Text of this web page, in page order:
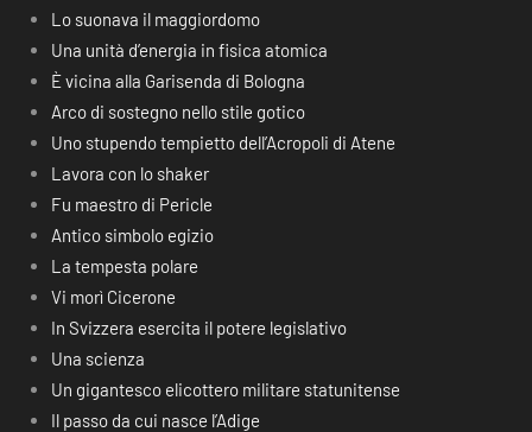
Lo suonava il maggiordomo
Una unità d’energia in fisica atomica
È vicina alla Garisenda di Bologna
Arco di sostegno nello stile gotico
Uno stupendo tempietto dell’Acropoli di Atene
Lavora con lo shaker
Fu maestro di Pericle
Antico simbolo egizio
La tempesta polare
Vi morì Cicerone
In Svizzera esercita il potere legislativo
Una scienza
Un gigantesco elicottero militare statunitense
Il passo da cui nasce l’Adige